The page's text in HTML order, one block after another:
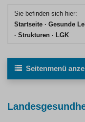
Sie befinden sich hier:
Startseite
Gesunde
Strukturen
LGK
Seitenmenü